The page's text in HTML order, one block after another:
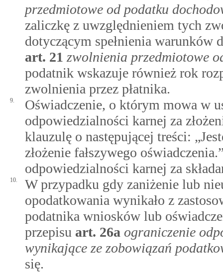
przedmiotowe od podatku
zaliczkę z uwzględnieniem tych
dotyczącym spełnienia
art. 21 zwolnienia przedmiotowe
podatnik wskazuje również rok
zwolnienia przez płatnika.
9.
Oświadczenie, o którym mowa w
odpowiedzialności karnej za
klauzulę o następującej treści:
złożenie fałszywego
odpowiedzialności karnej za
10.
W przypadku gdy zaniżenie lub
opodatkowania wynikało z
podatnika wniosków lub
przepisu art. 26a ograniczenie
wynikające ze zobowiązań
się.